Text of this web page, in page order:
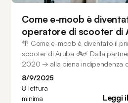
Come e-moob è
operatore di scooter di
🌴 Come e-moob è diventato il
scooter di Aruba 🚲⚡ Dalla
2020 → alla piena indipendenza
2023. Oggi: oltre 150 scooter ad
Rica. ⭐ Classifica 4,9/5 su iOS e
8/9/2025
8 lettura
minima
Leggi